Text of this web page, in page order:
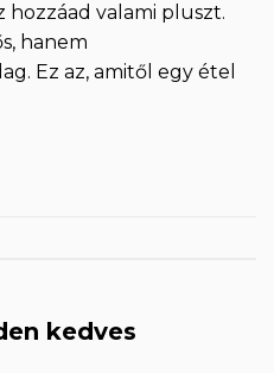
hozzáad valami pluszt.
hanem
Ez az, amitől egy étel
kedves